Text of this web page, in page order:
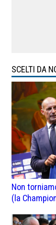
SCELTI DA
Non
(la